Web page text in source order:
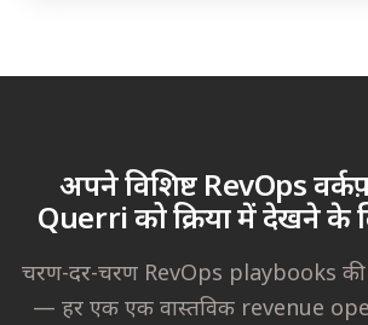
अपने विशिष्ट RevOps
Querri को क्रिया में देखने के
चरण-दर-चरण RevOps playbooks की
— हर एक एक वास्तविक revenue